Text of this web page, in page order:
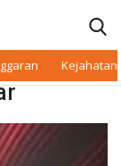
Kejahatan